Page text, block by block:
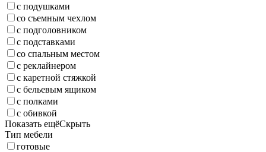
с подушками
со съемным чехлом
с подголовником
с подставками
со спальным местом
с реклайнером
с каретной стяжкой
с бельевым ящиком
с полками
с обивкой
Показать ещёСкрыть
Тип мебели
готовые